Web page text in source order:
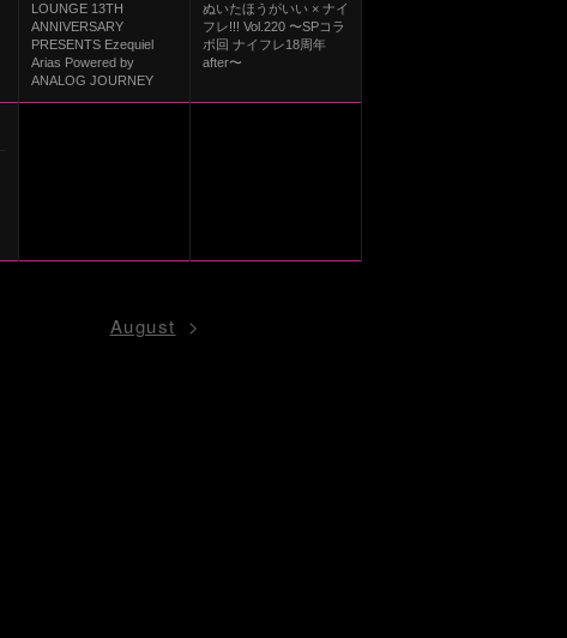
LOUNGE 13TH
ANNIVERSARY
PRESENTS Ezequiel
Arias Powered by
ANALOG JOURNEY
ぬいたほうがいい × ナイ
フレ!!! Vol.220 〜SPコラ
ボ回 ナイフレ18周年
after〜
August